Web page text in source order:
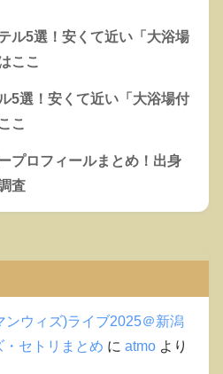
ル5選！安くて近い「大浴場
ここ
5選！安くて近い「大浴場付
こ
プロフィールまとめ！出身
査
ンウィズ)ライブ2025＠新潟
・セトリまとめ に atmo より